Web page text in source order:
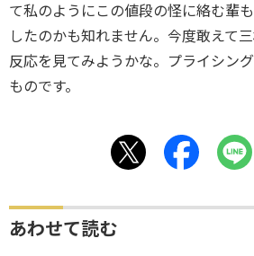
て私のようにこの値段の怪に絡む輩
したのかも知れません。今度敢えて
反応を見てみようかな。プライシン
ものです。
あわせて読む